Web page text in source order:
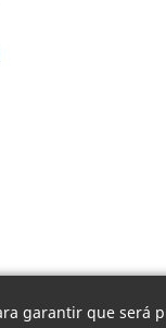
garantir que será